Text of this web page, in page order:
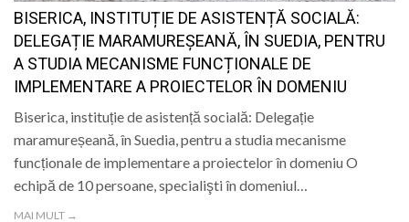
BISERICA, INSTITUȚIE DE ASISTENȚĂ SOCIALĂ:
DELEGAȚIE MARAMUREȘEANĂ, ÎN SUEDIA, PENTRU
A STUDIA MECANISME FUNCȚIONALE DE
IMPLEMENTARE A PROIECTELOR ÎN DOMENIU
Biserica, instituție de asistență socială: Delegație
maramureșeană, în Suedia, pentru a studia mecanisme
funcționale de implementare a proiectelor în domeniu O
echipă de 10 persoane, specialişti în domeniul…
MAI MULT →